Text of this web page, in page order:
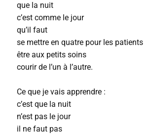
que la nuit
c’est comme le jour
qu’il faut
se mettre en quatre pour les patients
être aux petits soins
courir de l’un à l’autre.
Ce que je vais apprendre :
c’est que la nuit
n’est pas le jour
il ne faut pas